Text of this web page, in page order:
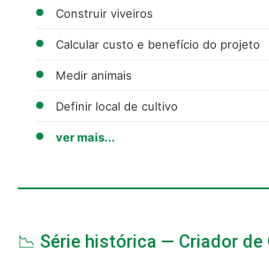
Construir viveiros
Calcular custo e benefício do projeto
Medir animais
Definir local de cultivo
ver mais...
📉 Série histórica — Criador de